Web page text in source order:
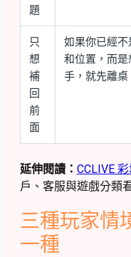
題
只
想
補
回
前
面
如果你已經
和位置，而
手，就先離桌
延伸閱讀： CCLIVE
戶、客服與遊戲分類
三種玩家情
一種